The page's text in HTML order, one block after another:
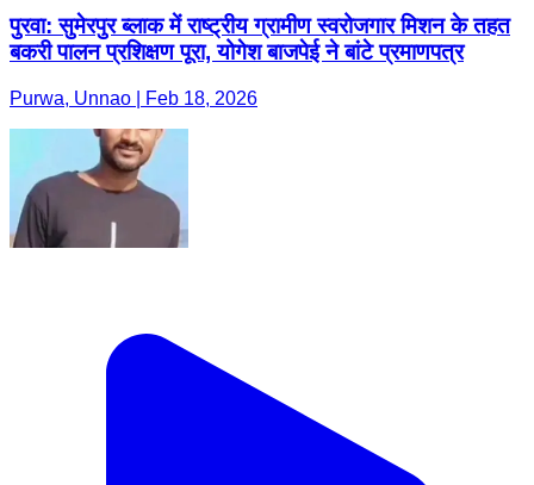
पुरवा: सुमेरपुर ब्लाक में राष्ट्रीय ग्रामीण स्वरोजगार मिशन के तहत
बकरी पालन प्रशिक्षण पूरा, योगेश बाजपेई ने बांटे प्रमाणपत्र
Purwa, Unnao | Feb 18, 2026